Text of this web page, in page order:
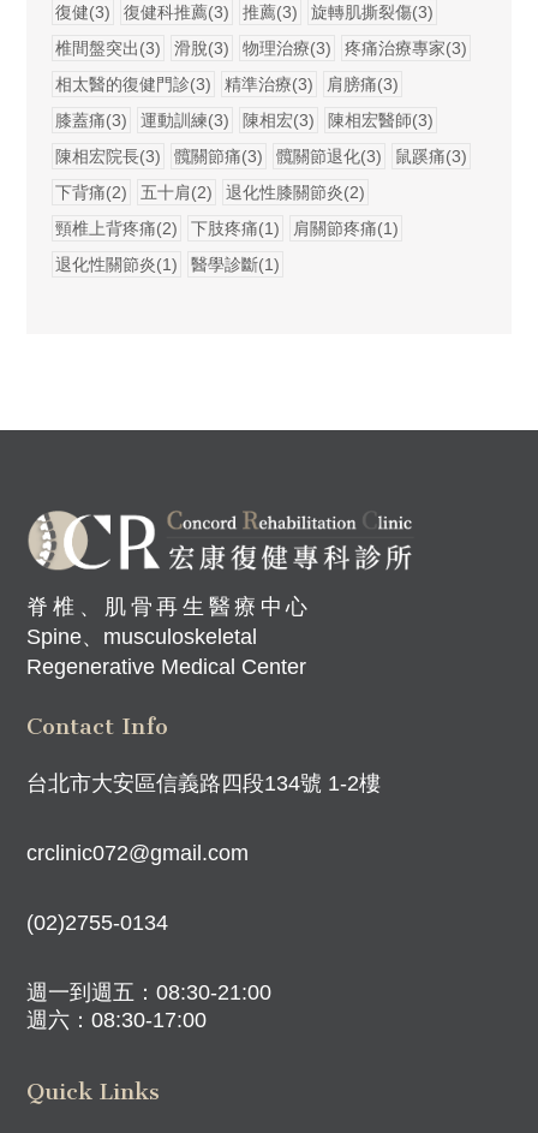
復健(3)
復健科推薦(3) 推薦(3)
旋轉肌撕裂傷(3)
椎間盤突出(3)
滑脫(3) 物理治療(3)
疼痛治療專家(3)
相太醫的復健門診(3)
精準治療(3)
肩膀痛(3)
膝蓋痛(3)
運動訓練(3) 陳相宏(3)
陳相宏醫師(3)
陳相宏院長(3)
髖關節痛(3) 髖關節退化(3)
鼠蹊痛(3)
下背痛(2)
五十肩(2)
退化性膝關節炎(2)
頸椎上背疼痛(2)
下肢疼痛(1)
肩關節疼痛(1)
退化性關節炎(1)
醫學診斷(1)
脊椎、肌骨再生醫療中心
Spine、musculoskeletal
Regenerative Medical Center
Contact Info
台北市大安區信義路四段134號 1-2樓
crclinic072@gmail.com
(02)2755-0134
週一到週五：08:30-21:00
週六：08:30-17:00
Quick Links